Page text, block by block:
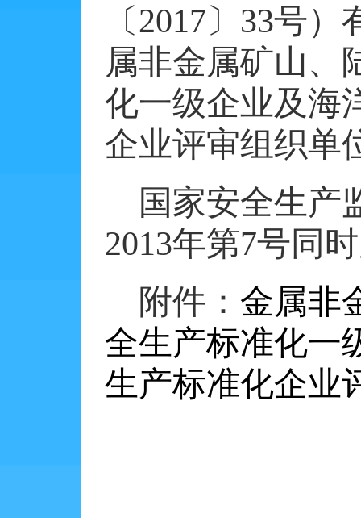
〔 2017 〕 33号）
属非金属矿山、
化一级企业及海
企业评审组织单
国家安全生产
2013年第7号同
附件： 金属非
全生产标准化一
生产标准化企业